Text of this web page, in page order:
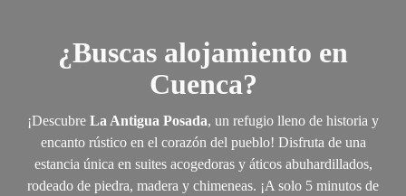
¿Buscas alojamiento en
Cuenca?
¡Descubre La Antigua Posada, un refugio lleno de historia y
encanto rústico en el corazón del pueblo! Disfruta de una
estancia única en suites acogedoras y áticos abuhardillados,
rodeado de piedra, madera y chimeneas. ¡A solo 5 minutos de